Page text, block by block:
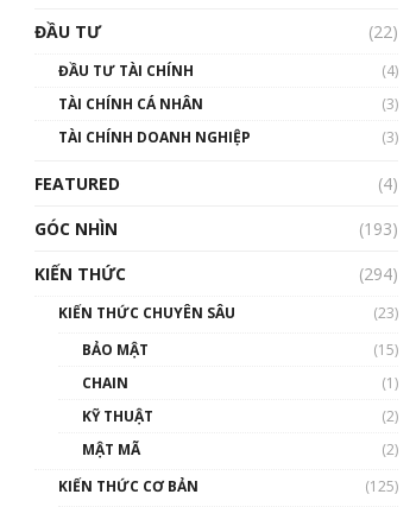
uptrend trong năm 2023? |
Phổ cập Blockchain
00:02:14
Nhìn lại năm 2022: Những
nhân vật ảnh hưởng nhất
hệ sinh thái tiền mã hoá |
Blockchain
ĐẦU TƯ
(22)
ĐẦU TƯ TÀI CHÍNH
(4)
TÀI CHÍNH CÁ NHÂN
(3)
TÀI CHÍNH DOANH NGHIỆP
(3)
FEATURED
(4)
GÓC NHÌN
(193)
KIẾN THỨC
(294)
KIẾN THỨC CHUYÊN SÂU
(23)
BẢO MẬT
(15)
CHAIN
(1)
KỸ THUẬT
(2)
MẬT MÃ
(2)
KIẾN THỨC CƠ BẢN
(125)